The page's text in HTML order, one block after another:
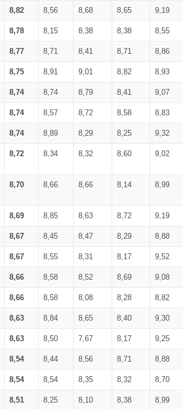
8,82 8,56 8,68 8,65 9,19
8,78 8,15 8,38 8,38 8,55
8,77 8,71 8,41 8,71 8,86
8,75 8,91 9,01 8,82 8,93
8,74 8,74 8,79 8,41 9,07
8,74 8,57 8,72 8,58 8,83
8,74 8,89 8,29 8,25 9,32
8,72 8,34 8,32 8,60 9,02
8,70 8,66 8,66 8,14 8,99
8,69 8,85 8,63 8,72 9,19
8,67 8,45 8,47 8,29 8,88
8,67 8,55 8,31 8,17 9,52
8,66 8,58 8,52 8,69 9,08
8,66 8,58 8,08 8,28 8,82
8,63 8,84 8,65 8,40 9,30
8,63 8,50 7,67 8,17 9,25
8,54 8,44 8,56 8,71 8,88
8,54 8,54 8,35 8,32 8,70
8,51 8,25 8,10 8,38 8,99